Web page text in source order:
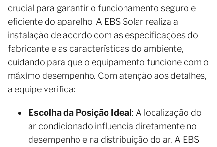
crucial para garantir o funcionamento seguro e
eficiente do aparelho. A EBS Solar realiza a
instalação de acordo com as especificações do
fabricante e as características do ambiente,
cuidando para que o equipamento funcione com o
máximo desempenho. Com atenção aos detalhes,
a equipe verifica:
Escolha da Posição Ideal: A localização do
ar condicionado influencia diretamente no
desempenho e na distribuição do ar. A EBS